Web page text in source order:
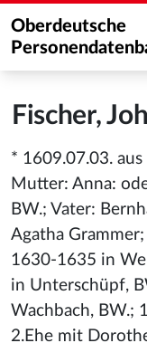
Oberdeutsche
Fischer,
* 1609.07.03.
Mutter: Anna:
BW.; Vater:
Agatha
1630-1635 in
in Unterschüpf,
Wachbach, BW.;
2.Ehe mit